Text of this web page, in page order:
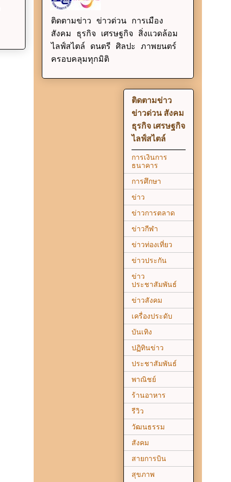
ติดตามข่าว ข่าวด่วน การเมือง
สังคม ธุรกิจ เศรษฐกิจ สิ่งแวดล้อม
ไลฟ์สไตล์ ดนตรี ศิลปะ ภาพยนตร์
ครอบคลุมทุกมิติ
ติดตามข่าว
ข่าวด่วน สังคม
ธุรกิจ เศรษฐกิจ
ไลฟ์สไตล์
การเงินการ
ธนาคาร
การศึกษา
ข่าว
ข่าวการตลาด
ข่าวกีฬา
ข่าวท่องเที่ยว
ข่าวประกัน
ข่าว
ประชาสัมพันธ์
ข่าวสังคม
เครื่องประดับ
บันเทิง
ปฏิทินข่าว
ประชาสัมพันธ์
พาณิชย์
ร้านอาหาร
รีวิว
วัฒนธรรม
สังคม
สายการบิน
สุขภาพ